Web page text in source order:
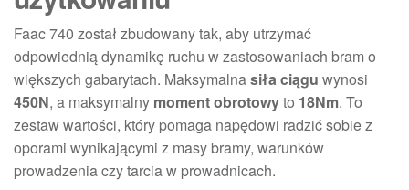
Faac 740 został zbudowany tak, aby utrzymać
odpowiednią dynamikę ruchu w zastosowaniach bram o
większych gabarytach. Maksymalnasiła ciągu wynosi
450N, a maksymalny moment obrotowyto 18Nm. To
zestaw wartości, który pomaga napędowi radzić sobie z
oporami wynikającymi z masy bramy, warunków
prowadzenia czy tarcia w prowadnicach.